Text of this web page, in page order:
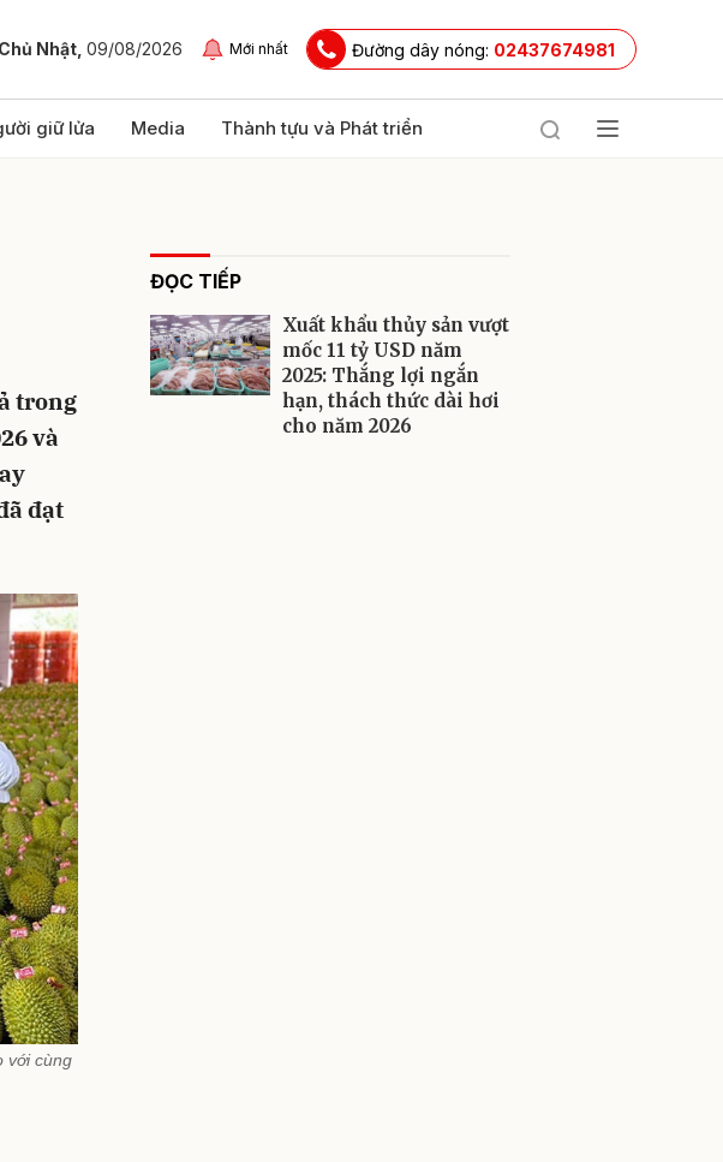
Chủ Nhật, 09/08/2026 Mới nhất Đường dây nóng: 02437674981
giữ lửa Media Thành tựu và Phát triển
trong
và
đạt
với cùng
ĐỌC TIẾP
Xuất khẩu thủy sản vượt
mốc 11 tỷ USD năm
2025: Thắng lợi ngắn
hạn, thách thức dài hơi
cho năm 2026
Hủy Gửi